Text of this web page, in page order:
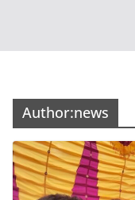
Author:news